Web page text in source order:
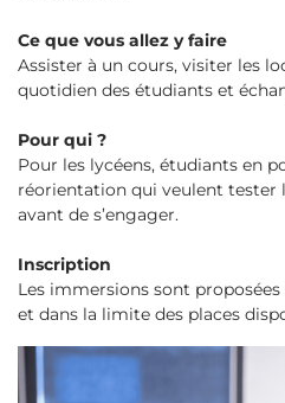
Ce que vous allez y faire
Assister à un cours, visiter les
quotidien des étudiants et
Pour qui ?
Pour les lycéens, étudiants en
réorientation qui veulent tester
avant de s’engager.
Inscription
Les immersions sont
et dans la limite des places